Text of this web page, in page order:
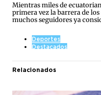
Mientras miles de
primera vez la barrera de
muchos seguidores ya
Deportes
Destacados
Relacionados